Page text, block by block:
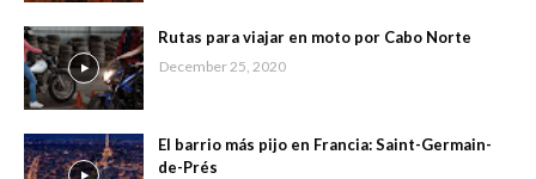
Rutas para viajar en moto por Cabo Norte
December 25, 2020
El barrio más pijo en Francia: Saint-Germain-
de-Prés